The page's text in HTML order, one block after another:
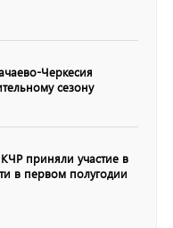
Черкесия
сезону
приняли участие в
в первом полугодии